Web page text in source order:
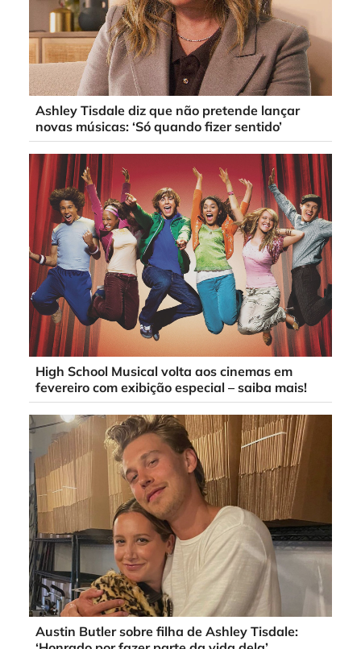
Ashley Tisdale diz que não pretende lançar
novas músicas: ‘Só quando fizer sentido’
High School Musical volta aos cinemas em
fevereiro com exibição especial – saiba mais!
Austin Butler sobre filha de Ashley Tisdale: